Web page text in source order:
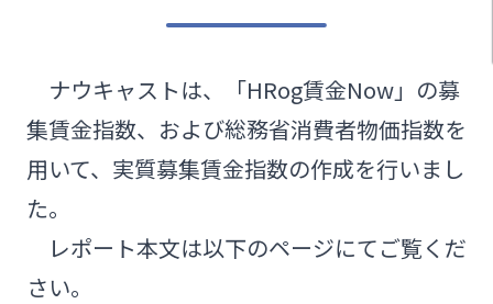
ナウキャストは、「HRog賃金Now」の募
集賃金指数、および総務省消費者物価指数を
用いて、実質募集賃金指数の作成を行いまし
た。
レポート本文は以下のページにてご覧くだ
さい。